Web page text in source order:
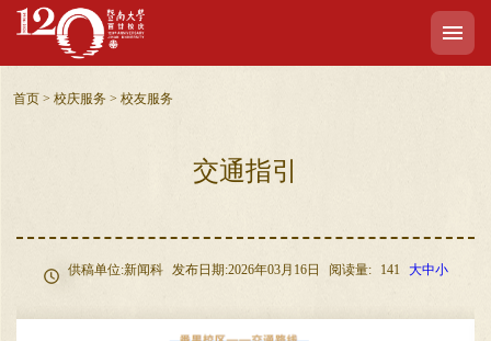
首页 > 校庆服务 > 校友服务
交通指引
供稿单位:新闻科 发布日期:2026年03月16日 阅读量: 141 大中小